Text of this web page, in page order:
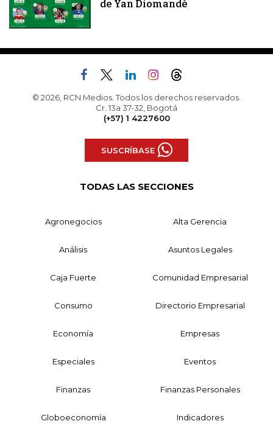
de Yan Diomandé
© 2026, RCN Medios. Todos los derechos reservados.
Cr. 13a 37-32, Bogotá
(+57) 1 4227600
SUSCRÍBASE
TODAS LAS SECCIONES
Agronegocios Alta Gerencia
Análisis Asuntos Legales
Caja Fuerte Comunidad Empresarial
Consumo Directorio Empresarial
Economía Empresas
Especiales Eventos
Finanzas Finanzas Personales
Globoeconomía Indicadores